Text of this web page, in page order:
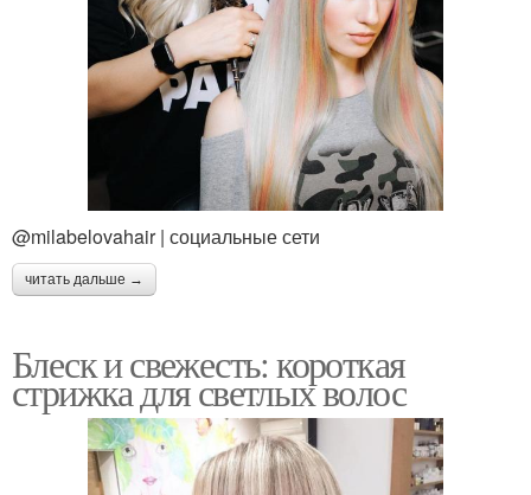
@milabelovahair | социальные сети
читать дальше →
Блеск и свежесть: короткая
стрижка для светлых волос